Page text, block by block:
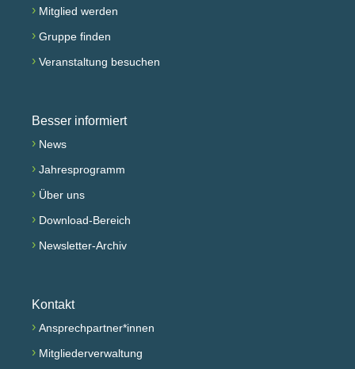
› Mitglied werden
› Gruppe finden
› Veranstaltung besuchen
Besser informiert
› News
› Jahresprogramm
› Über uns
› Download-Bereich
› Newsletter-Archiv
Kontakt
› Ansprechpartner*innen
› Mitgliederverwaltung